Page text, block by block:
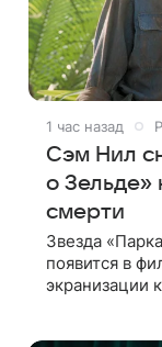
1 час назад
Сэм Нил
о Зельде»
смерти
Звезда
появится в
экранизации